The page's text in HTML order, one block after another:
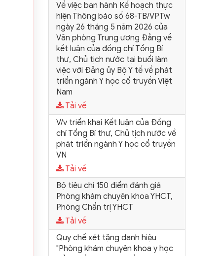
Về việc ban hành Kế hoạch thực
hiện Thông báo số 68-TB/VPTw
ngày 26 tháng 5 năm 2026 của
Văn phòng Trung ương Đảng về
kết luận của đồng chí Tổng Bí
thư, Chủ tịch nước tại buổi làm
việc với Đảng ủy Bộ Y tế về phát
triển ngành Y học cổ truyền Việt
Nam
Tải về
V/v triển khai Kết luận của Đồng
chí Tổng Bí thư, Chủ tịch nước về
phát triển ngành Y học cổ truyền
VN
Tải về
Bộ tiêu chí 150 điểm đánh giá
Phòng khám chuyên khoa YHCT,
Phòng Chẩn trị YHCT
Tải về
Quy chế xét tặng danh hiệu
"Phòng khám chuyên khoa y học